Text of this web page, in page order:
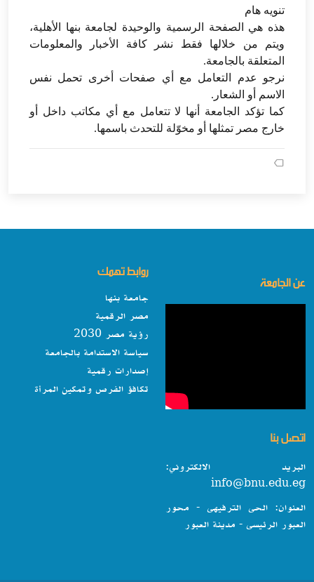
تنويه هام
هذه هي الصفحة الرسمية والوحيدة لجامعة بنها الأهلية،
ويتم من خلالها فقط نشر كافة الأخبار والمعلومات
المتعلقة بالجامعة.
نرجو عدم التعامل مع أي صفحات أخرى تحمل نفس
الاسم أو الشعار.
كما تؤكد الجامعة أنها لا تتعامل مع أي مكاتب داخل أو
خارج مصر تمثلها أو مخوّلة للتحدث باسمها.
عن الجامعة
روابط تهمك
جامعة بنها
مصر الرقمية
رؤية مصر 2030
سياسة الاستدامة بالجامعة
إصدارات رقمية
تكافؤ الفرص وتمكين المرأة
اتصل بنا
البريد الالكتروني:
info@bnu.edu.eg
العنوان: الحى الترفيهى - محور
العبور الرئيسى - مدينة العبور